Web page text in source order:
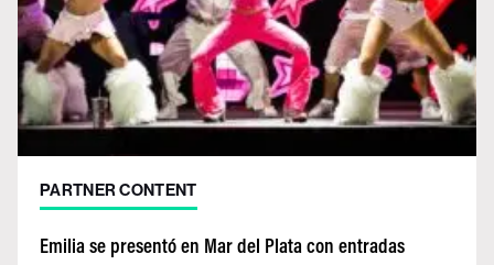
PARTNER CONTENT
Emilia se presentó en Mar del Plata con entradas